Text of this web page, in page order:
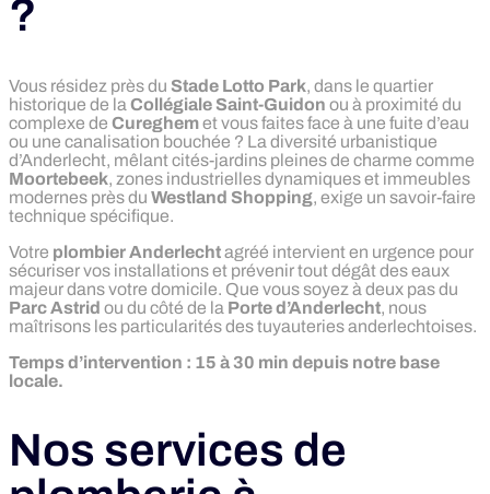
?
Vous résidez près du Stade Lotto Park, dans le quartier
historique de la Collégiale Saint-Guidon ou à proximité du
complexe de Cureghemet vous faites face à une fuite d’eau
ou une canalisation bouchée ? La diversité urbanistique
d’Anderlecht, mêlant cités-jardins pleines de charme comme
Moortebeek, zones industrielles dynamiques et immeubles
modernes près du Westland Shopping, exige un savoir-faire
technique spécifique.
Votre plombier Anderlechtagréé intervient en urgence pour
sécuriser vos installations et prévenir tout dégât des eaux
majeur dans votre domicile. Que vous soyez à deux pas du
Parc Astrid ou du côté de la Porte d’Anderlecht, nous
maîtrisons les particularités des tuyauteries anderlechtoises.
Temps d’intervention : 15 à 30 min depuis notre base
locale.
Nos services de